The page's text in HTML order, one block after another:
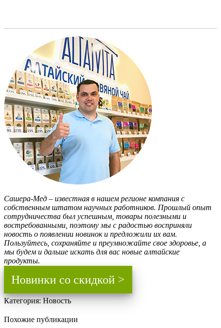
Сашера-Мед – известная в нашем регионе компания с
собственным штатом научных работников. Прошлый опыт
сотрудничества был успешным, товары полезными и
востребованными, поэтому мы с радостью восприняли
новость о появлении новинок и предложили их вам.
Пользуйтесь, сохраняйте и преумножайте свое здоровье, а
мы будем и дальше искать для вас новые алтайские
продукты.
Новинки со скидкой >
Категория:Новость
Похожие публикации